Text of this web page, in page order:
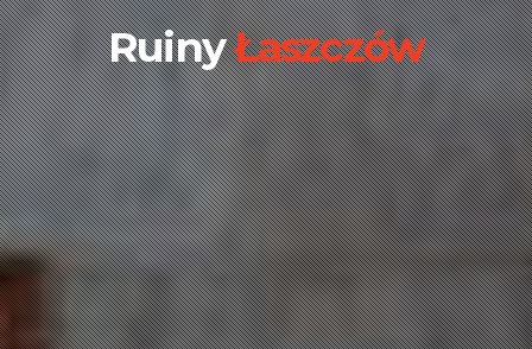
RuinyŁaszczów